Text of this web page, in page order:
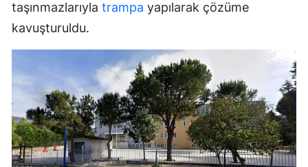
taşınmazlarıyla trampa yapılarak çözüme
kavuşturuldu.